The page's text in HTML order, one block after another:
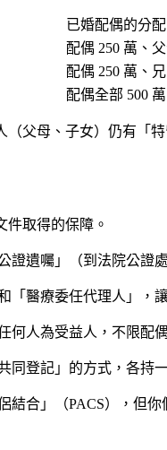
已婚配偶的分配
配偶 250 萬、
配偶 250 萬、
配偶全部 500 萬
父母、子女）仍有「
件取得的保障。
證遺囑」（到法院公證
「醫療委任代理人」，
何人為受益人，不限配
同登記」的方式，各持
結合」（PACS），但